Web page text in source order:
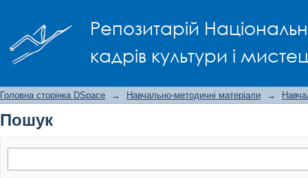
Репозитарій
кадрів культури і
Головна сторінка DSpace → Навчально-методичні матеріали →
Пошук